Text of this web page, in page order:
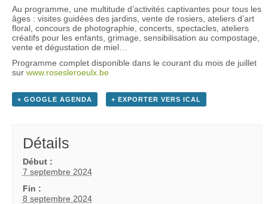
Au programme, une multitude d’activités captivantes pour tous les
âges : visites guidées des jardins, vente de rosiers, ateliers d’art
floral, concours de photographie, concerts, spectacles, ateliers
créatifs pour les enfants, grimage, sensibilisation au compostage,
vente et dégustation de miel…
Programme complet disponible dans le courant du mois de juillet
sur www.rosesleroeulx.be
+ GOOGLE AGENDA + EXPORTER VERS ICAL
Détails
Début :
7 septembre 2024
Fin :
8 septembre 2024